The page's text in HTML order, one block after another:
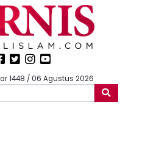
1448 / 06 Agustus 2026